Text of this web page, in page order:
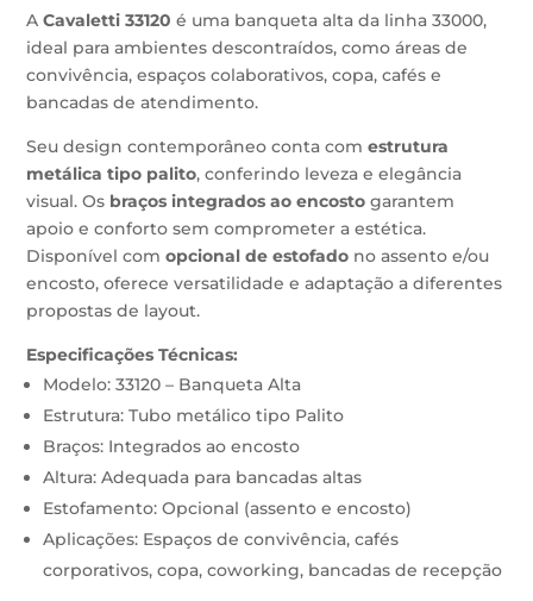
ACavaletti 33120 é uma banqueta alta da linha 33000,
ideal para ambientes descontraídos, como áreas de
convivência, espaços colaborativos, copa, cafés e
bancadas de atendimento.
Seu design contemporâneo conta comestrutura
metálica tipo palito, conferindo leveza e elegância
visual. Os braços integrados ao encosto garantem
apoio e conforto sem comprometer a estética.
Disponível comopcional de estofado no assento e/ou
encosto, oferece versatilidade e adaptação a diferentes
propostas de layout.
Especificações Técnicas:
Modelo: 33120 – Banqueta Alta
Estrutura: Tubo metálico tipo Palito
Braços: Integrados ao encosto
Altura: Adequada para bancadas altas
Estofamento: Opcional (assento e encosto)
Aplicações: Espaços de convivência, cafés
corporativos, copa, coworking, bancadas de recepção